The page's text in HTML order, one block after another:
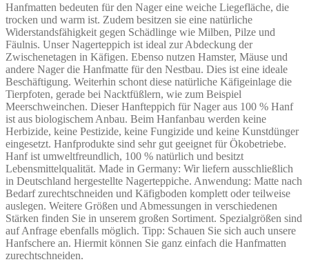
Hanfmatten bedeuten für den Nager eine weiche Liegefläche, die
trocken und warm ist. Zudem besitzen sie eine natürliche
Widerstandsfähigkeit gegen Schädlinge wie Milben, Pilze und
Fäulnis. Unser Nagerteppich ist ideal zur Abdeckung der
Zwischenetagen in Käfigen. Ebenso nutzen Hamster, Mäuse und
andere Nager die Hanfmatte für den Nestbau. Dies ist eine ideale
Beschäftigung. Weiterhin schont diese natürliche Käfigeinlage die
Tierpfoten, gerade bei Nacktfüßlern, wie zum Beispiel
Meerschweinchen. Dieser Hanfteppich für Nager aus 100 % Hanf
ist aus biologischem Anbau. Beim Hanfanbau werden keine
Herbizide, keine Pestizide, keine Fungizide und keine Kunstdünger
eingesetzt. Hanfprodukte sind sehr gut geeignet für Ökobetriebe.
Hanf ist umweltfreundlich, 100 % natürlich und besitzt
Lebensmittelqualität. Made in Germany: Wir liefern ausschließlich
in Deutschland hergestellte Nagerteppiche. Anwendung: Matte nach
Bedarf zurechtschneiden und Käfigboden komplett oder teilweise
auslegen. Weitere Größen und Abmessungen in verschiedenen
Stärken finden Sie in unserem großen Sortiment. Spezialgrößen sind
auf Anfrage ebenfalls möglich. Tipp: Schauen Sie sich auch unsere
Hanfschere an. Hiermit können Sie ganz einfach die Hanfmatten
zurechtschneiden.